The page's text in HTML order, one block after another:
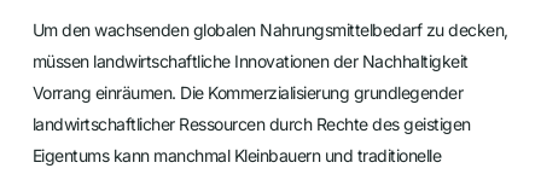
Um den wachsenden globalen Nahrungsmittelbedarf zu decken,
müssen landwirtschaftliche Innovationen der Nachhaltigkeit
Vorrang einräumen. Die Kommerzialisierung grundlegender
landwirtschaftlicher Ressourcen durch Rechte des geistigen
Eigentums kann manchmal Kleinbauern und traditionelle